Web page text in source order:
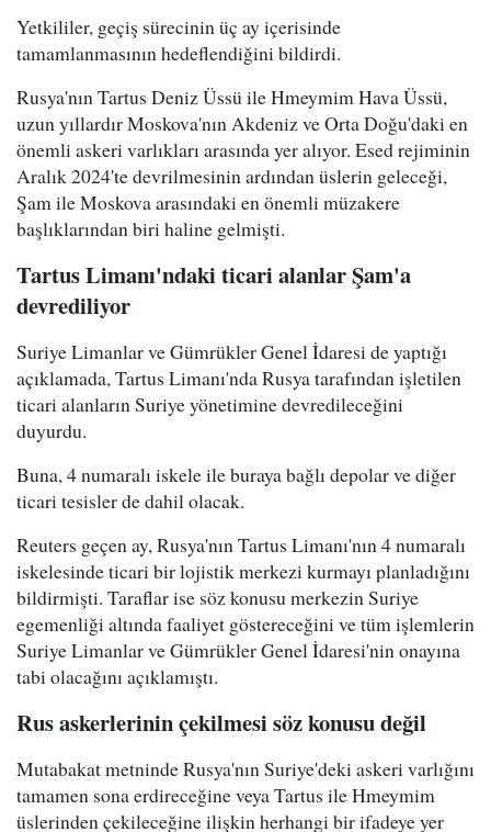
Yetkililer, geçiş sürecinin üç ay içerisinde
tamamlanmasının hedeflendiğini bildirdi.
Rusya'nın Tartus Deniz Üssü ile Hmeymim Hava Üssü,
uzun yıllardır Moskova'nın Akdeniz ve Orta Doğu'daki en
önemli askeri varlıkları arasında yer alıyor. Esed rejiminin
Aralık 2024'te devrilmesinin ardından üslerin geleceği,
Şam ile Moskova arasındaki en önemli müzakere
başlıklarından biri haline gelmişti.
Tartus Limanı'ndaki ticari alanlar Şam'a
devrediliyor
Suriye Limanlar ve Gümrükler Genel İdaresi de yaptığı
açıklamada, Tartus Limanı'nda Rusya tarafından işletilen
ticari alanların Suriye yönetimine devredileceğini
duyurdu.
Buna, 4 numaralı iskele ile buraya bağlı depolar ve diğer
ticari tesisler de dahil olacak.
Reuters geçen ay, Rusya'nın Tartus Limanı'nın 4 numaralı
iskelesinde ticari bir lojistik merkezi kurmayı planladığını
bildirmişti. Taraflar ise söz konusu merkezin Suriye
egemenliği altında faaliyet göstereceğini ve tüm işlemlerin
Suriye Limanlar ve Gümrükler Genel İdaresi'nin onayına
tabi olacağını açıklamıştı.
Rus askerlerinin çekilmesi söz konusu değil
Mutabakat metninde Rusya'nın Suriye'deki askeri varlığını
tamamen sona erdireceğine veya Tartus ile Hmeymim
üslerinden çekileceğine ilişkin herhangi bir ifadeye yer